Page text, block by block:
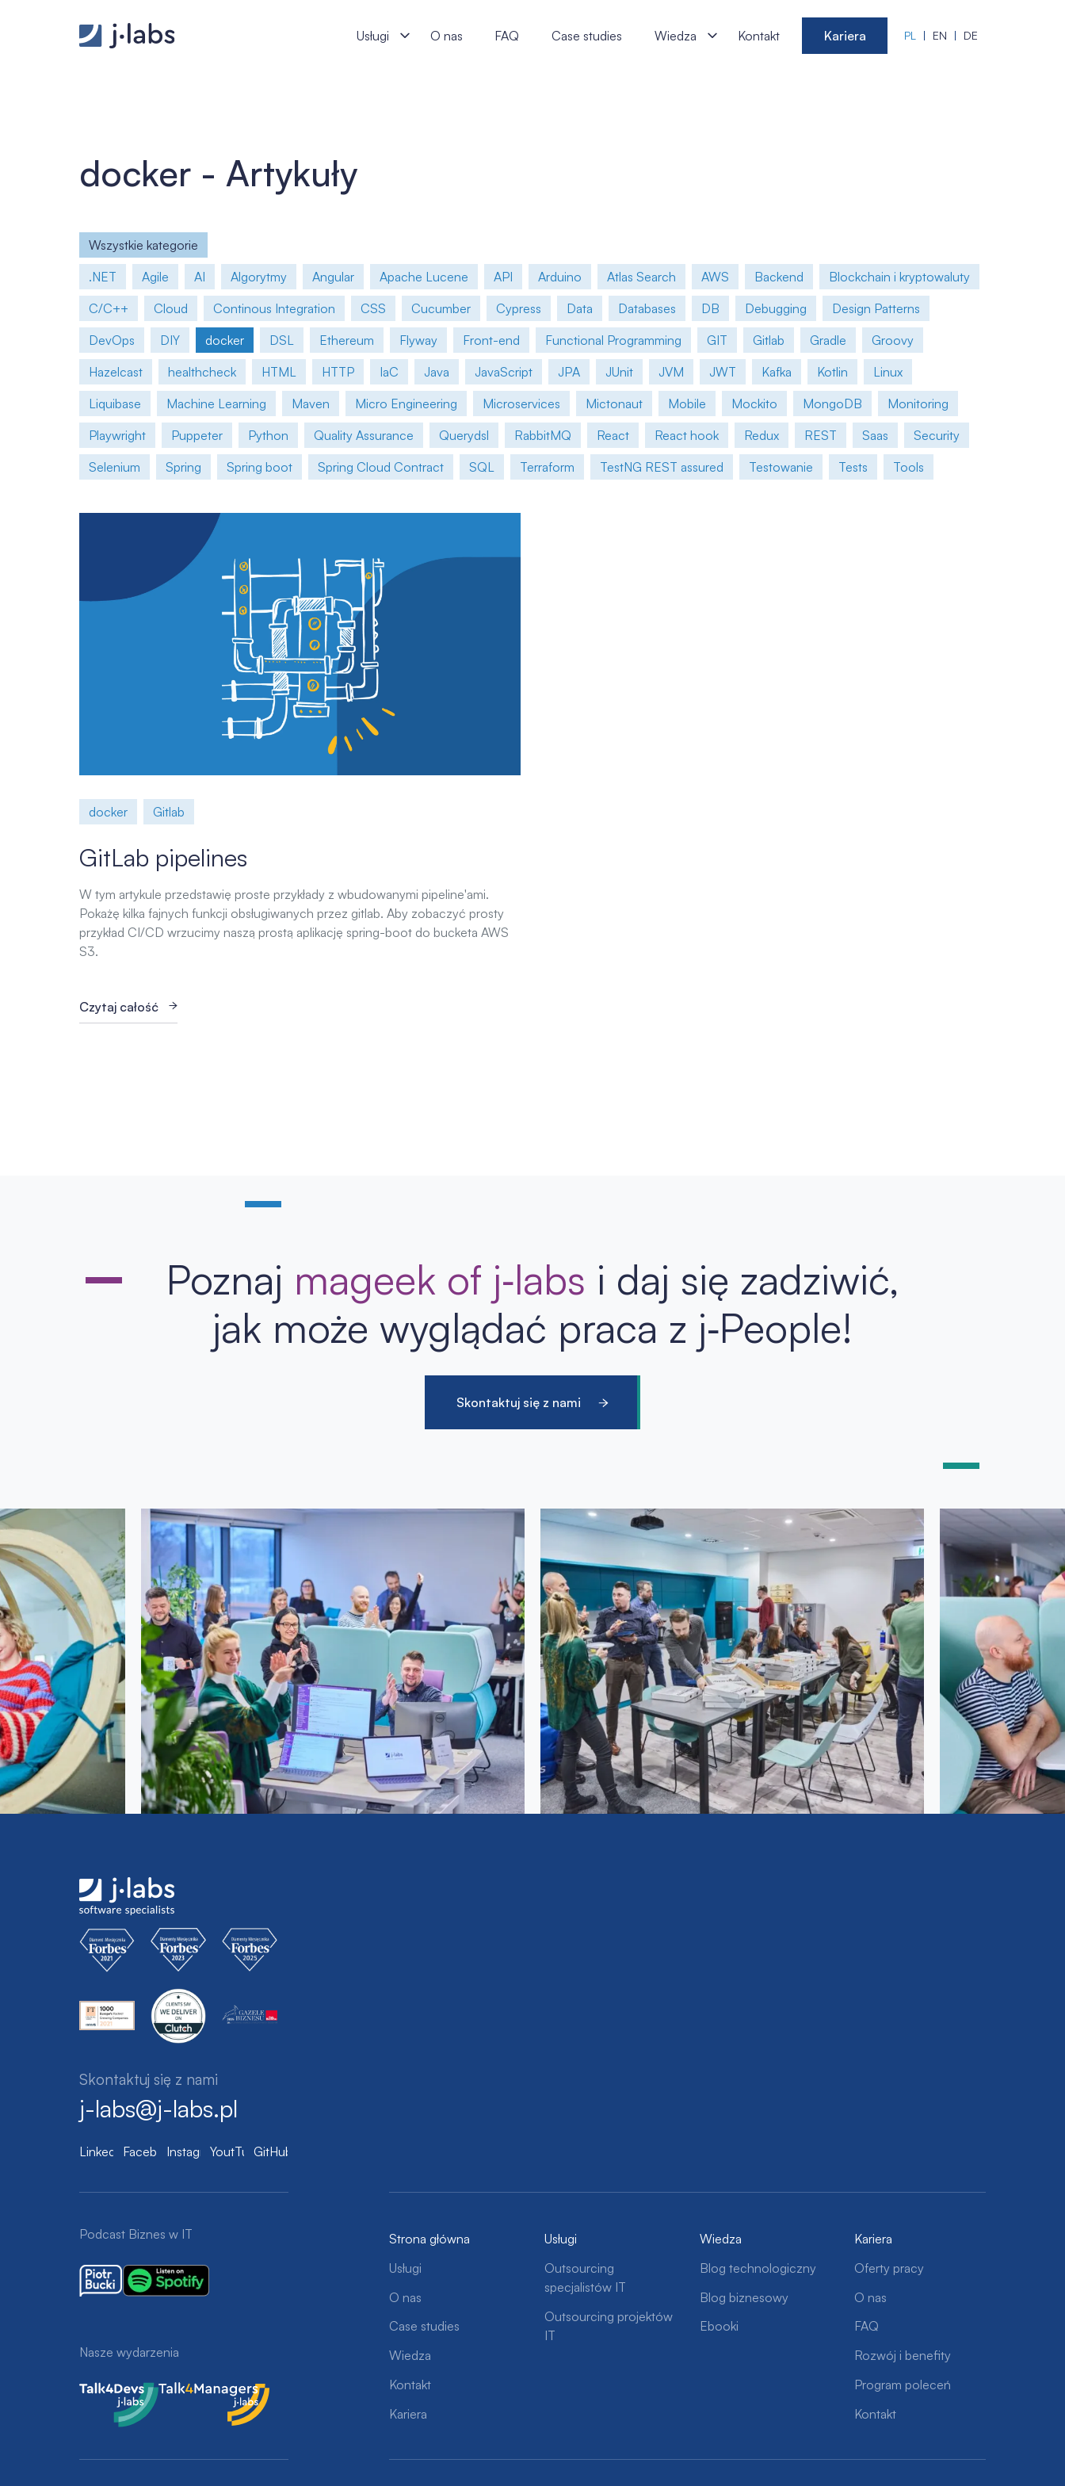
Usługi
O nas FAQ Case studies Wiedza Kontakt Kariera PL EN DE
docker - Artykuły
Wszystkie kategorie
.NET
Agile AI Algorytmy Angular Apache Lucene API Arduino Atlas Search AWS Backend
Blockchain i kryptowaluty
C/C++
Cloud Continous Integration CSS Cucumber Cypress Data Databases DB Debugging
Design Patterns
DevOps
DIY docker DSL Ethereum Flyway Front-end Functional Programming GIT Gitlab Gradle
Groovy
Hazelcast
healthcheck HTML HTTP IaC Java JavaScript JPA JUnit JVM JWT Kafka Kotlin
Linux
Liquibase
Machine Learning Maven Micro Engineering Microservices Mictonaut Mobile Mockito MongoDB
Monitoring
Playwright
Puppeter Python Quality Assurance Querydsl RabbitMQ React React hook Redux REST Saas
Security
Selenium
Spring Spring boot Spring Cloud Contract SQL Terraform TestNG REST assured Testowanie Tests Tools
docker Gitlab
GitLab pipelines
W tym artykule przedstawię proste przykłady z wbudowanymi pipeline'ami.
Pokażę kilka fajnych funkcji obsługiwanych przez gitlab. Aby zobaczyć prosty
przykład CI/CD wrzucimy naszą prostą aplikację spring-boot do bucketa AWS
S3.
Czytaj całość
Poznaj mageek of j‑labs i daj się zadziwić,
jak może wyglądać praca z j‑People!
Skontaktuj się z nami
Skontaktuj się z nami
j-labs@j-labs.pl
LinkedInFacebookInstagramYoutTubeGitHub
Podcast Biznes w IT
Nasze wydarzenia
Talk4Devs Talk4Managers
Strona główna
Usługi
O nas
Case studies
Wiedza
Kontakt
Kariera
Usługi
Outsourcing
specjalistów IT
Outsourcing projektów
IT
Wiedza
Blog technologiczny
Blog biznesowy
Ebooki
Kariera
Oferty pracy
O nas
FAQ
Rozwój i benefity
Program poleceń
Kontakt